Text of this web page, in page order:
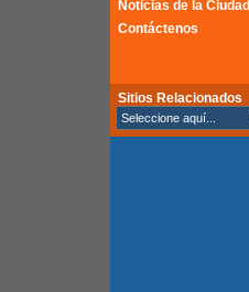
Noticias de la Ciudad
Contáctenos
Sitios Relacionados